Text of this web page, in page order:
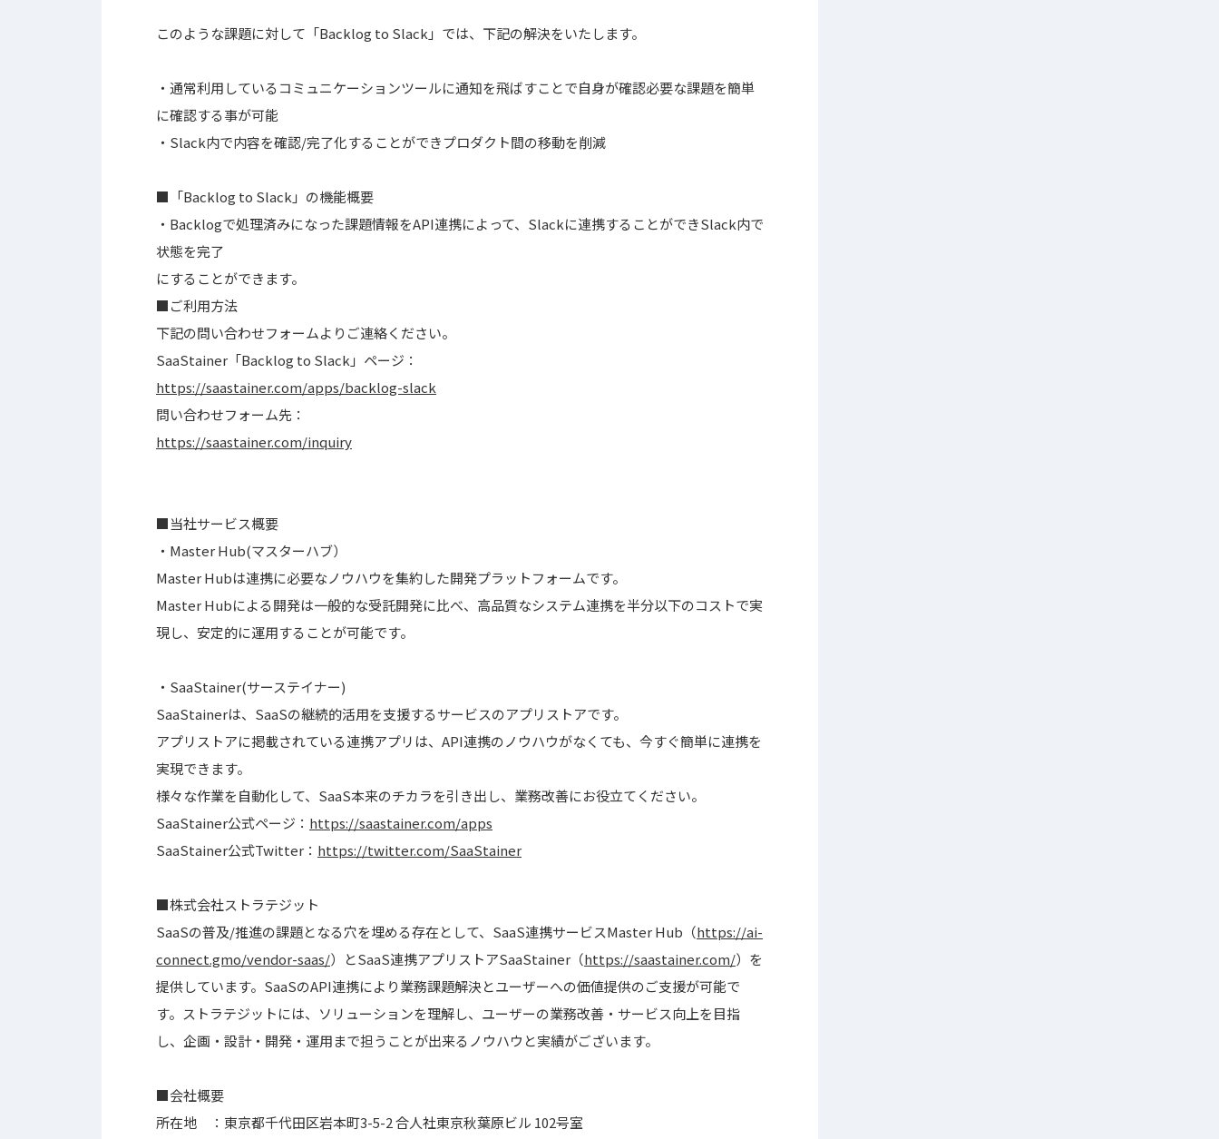
このような課題に対して「Backlog to Slack」では、下記の解決をいたします。
・通常利用しているコミュニケーションツールに通知を飛ばすことで自身が確認必要な課題を簡単
に確認する事が可能
・Slack内で内容を確認/完了化することができプロダクト間の移動を削減
■「Backlog to Slack」の機能概要
・Backlogで処理済みになった課題情報をAPI連携によって、Slackに連携することができSlack内で
状態を完了
にすることができます。
■ご利用方法
下記の問い合わせフォームよりご連絡ください。
SaaStainer「Backlog to Slack」ページ：
https://saastainer.com/apps/backlog-slack
問い合わせフォーム先：
https://saastainer.com/inquiry
■当社サービス概要
・Master Hub(マスターハブ）
Master Hubは連携に必要なノウハウを集約した開発プラットフォームです。
Master Hubによる開発は一般的な受託開発に比べ、高品質なシステム連携を半分以下のコストで実
現し、安定的に運用することが可能です。
・SaaStainer(サーステイナー)
SaaStainerは、SaaSの継続的活用を支援するサービスのアプリストアです。
アプリストアに掲載されている連携アプリは、API連携のノウハウがなくても、今すぐ簡単に連携を
実現できます。
様々な作業を自動化して、SaaS本来のチカラを引き出し、業務改善にお役立てください。
SaaStainer公式ページ： https://saastainer.com/apps
SaaStainer公式Twitter： https://twitter.com/SaaStainer
■株式会社ストラテジット
SaaSの普及/推進の課題となる穴を埋める存在として、SaaS連携サービスMaster Hub（https://ai-
connect.gmo/vendor-saas/）とSaaS連携アプリストアSaaStainer（https://saastainer.com/）を
提供しています。SaaSのAPI連携により業務課題解決とユーザーへの価値提供のご支援が可能で
す。ストラテジットには、ソリューションを理解し、ユーザーの業務改善・サービス向上を目指
し、企画・設計・開発・運用まで担うことが出来るノウハウと実績がございます。
■会社概要
所在地 ：東京都千代田区岩本町3-5-2 合人社東京秋葉原ビル 102号室